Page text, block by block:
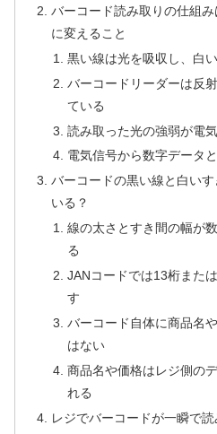
バーコード読み取りの仕組
に変えること
黒い線は光を吸収し、白
バーコードリーダーは反
ている
読み取った光の強弱が電
電気信号から数字データ
バーコードの黒い線と白い
いる？
線の太さとすき間の幅が
る
JANコードでは13桁また
す
バーコード自体に商品名
はない
商品名や価格はレジ側の
れる
レジでバーコードが一瞬で